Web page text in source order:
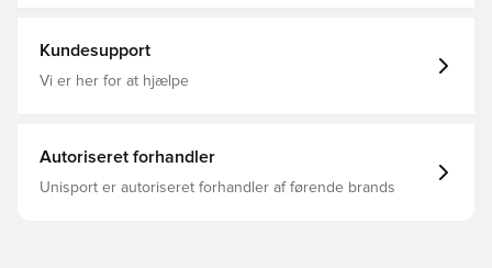
Kundesupport
Vi er her for at hjælpe
Autoriseret forhandler
Unisport er autoriseret forhandler af førende brands